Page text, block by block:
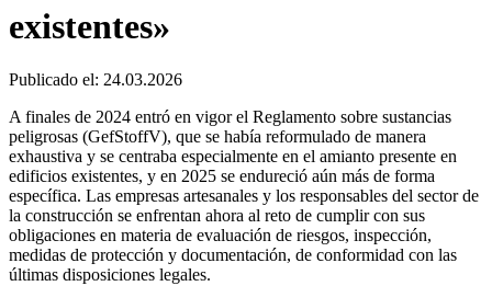
existentes»
Publicado el: 24.03.2026
A finales de 2024 entró en vigor el Reglamento sobre sustancias
peligrosas (GefStoffV), que se había reformulado de manera
exhaustiva y se centraba especialmente en el amianto presente en
edificios existentes, y en 2025 se endureció aún más de forma
específica. Las empresas artesanales y los responsables del sector de
la construcción se enfrentan ahora al reto de cumplir con sus
obligaciones en materia de evaluación de riesgos, inspección,
medidas de protección y documentación, de conformidad con las
últimas disposiciones legales.